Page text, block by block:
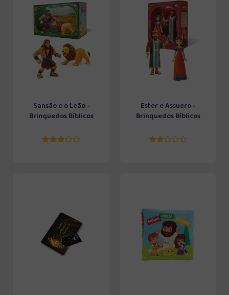
Sansão e o Leão -
Brinquedos Bíblicos
Ester e Assuero -
Brinquedos Bíblicos